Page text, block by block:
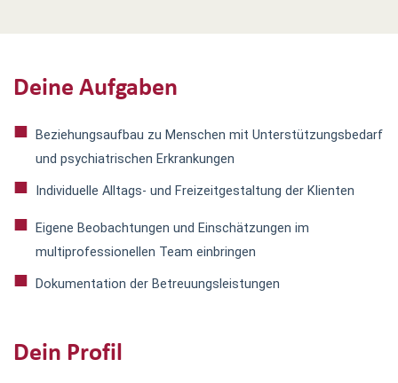
Deine Aufgaben
Beziehungsaufbau zu Menschen mit Unterstützungsbedarf
und psychiatrischen Erkrankungen
Individuelle Alltags- und Freizeitgestaltung der Klienten
Eigene Beobachtungen und Einschätzungen im
multiprofessionellen Team einbringen
Dokumentation der Betreuungsleistungen
Dein Profil